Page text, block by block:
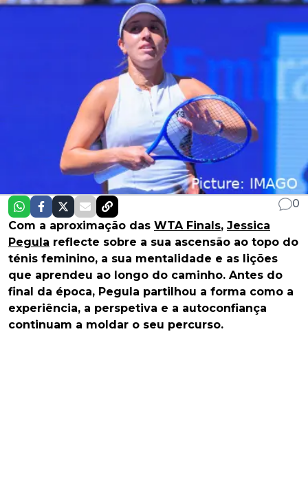
0
Com a aproximação das WTA Finals, Jessica
Pegula reflecte sobre a sua ascensão ao topo do
ténis feminino, a sua mentalidade e as lições
que aprendeu ao longo do caminho. Antes do
final da época, Pegula partilhou a forma como a
experiência, a perspetiva e a autoconfiança
continuam a moldar o seu percurso.